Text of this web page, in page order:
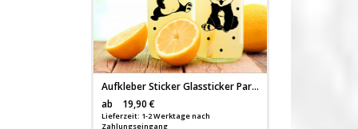
Aufkleber Sticker Glassticker Partyaufkleber Pandas mit Bambus und Punkten M2009
ab
19,90 €
Lieferzeit: 1-2 Werktage nach
Zahlungseingang